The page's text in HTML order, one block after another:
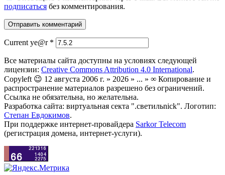
подписаться без комментирования.
Current ye@r *
Все материалы сайта доступны на условиях следующей
лицензии: Creative Commons Attribution 4.0 International.
Copyleft 😉 12 августа 2006 г. » 2026 » ... » ∞ Копирование и
распространение материалов разрешено без ограничений.
Ссылка не обязательна, но желательна.
Разработка сайта: виртуальная секта ".светильnick". Логотип:
Степан Евдокимов.
При поддержке интернет-провайдера Sarkor Telecom
(регистрация домена, интернет-услуги).